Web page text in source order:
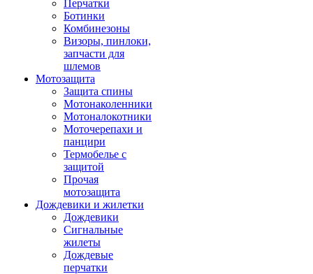
Перчатки
Ботинки
Комбинезоны
Визоры, пинлоки,
запчасти для
шлемов
Мотозащита
Защита спины
Мотонаколенники
Мотоналокотники
Моточерепахи и
панцири
Термобелье с
защитой
Прочая
мотозащита
Дождевики и жилетки
Дождевики
Сигнальные
жилеты
Дождевые
перчатки